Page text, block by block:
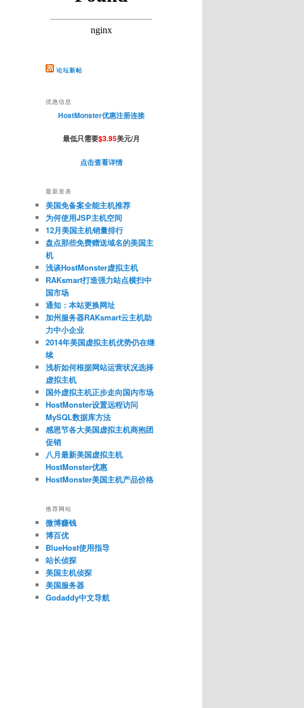
论坛新帖
优惠信息
HostMonster优惠注册连接
最低只需要$3.95美元/月
点击查看详情
最新发表
美国免备案全能主机推荐
为何使用JSP主机空间
12月美国主机销量排行
盘点那些免费赠送域名的美国主
机
浅谈HostMonster虚拟主机
RAKsmart打造强力站点横扫中
国市场
通知：本站更换网址
加州服务器RAKsmart云主机助
力中小企业
2014年美国虚拟主机优势仍在继
续
浅析如何根据网站运营状况选择
虚拟主机
国外虚拟主机正步走向国内市场
HostMonster设置远程访问
MySQL数据库方法
感恩节各大美国虚拟主机商抱团
促销
八月最新美国虚拟主机
HostMonster优惠
HostMonster美国主机产品价格
推荐网站
微博赚钱
博百优
BlueHost使用指导
站长侦探
美国主机侦探
美国服务器
Godaddy中文导航